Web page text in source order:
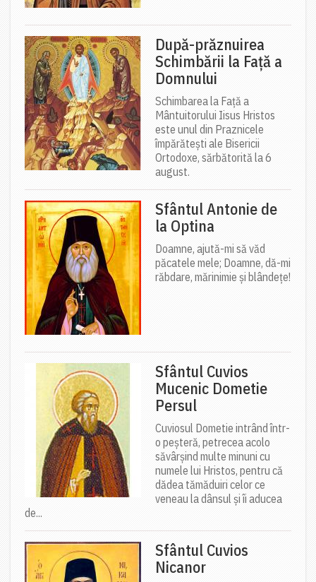
După-prăznuirea
Schimbării la Față a
Domnului
Schimbarea la Față a
Mântuitorului Iisus Hristos
este unul din Praznicele
împărătești ale Bisericii
Ortodoxe, sărbătorită la 6
august.
Sfântul Antonie de
la Optina
Doamne, ajută-mi să văd
păcatele mele; Doamne, dă-mi
răbdare, mărinimie şi blândeţe!
Sfântul Cuvios
Mucenic Dometie
Persul
Cuviosul Dometie intrând într-
o peșteră, petrecea acolo
săvârșind multe minuni cu
numele lui Hristos, pentru că
dădea tămăduiri celor ce
veneau la dânsul și îi aducea
de...
Sfântul Cuvios
Nicanor